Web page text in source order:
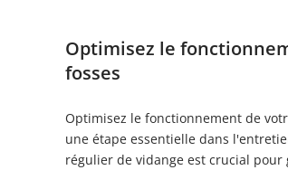
Optimisez le
fosses
Optimisez le fonctionnement de
une étape essentielle dans
régulier de vidange est crucial